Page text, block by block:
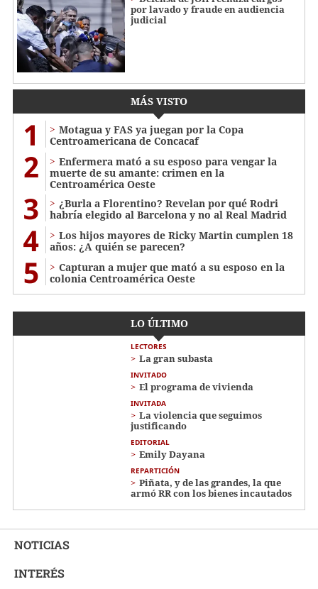
por lavado y fraude en audiencia
judicial
MÁS VISTO
1
Motagua y FAS ya juegan por la Copa
Centroamericana de Concacaf
2
Enfermera mató a su esposo para vengar la
muerte de su amante: crimen en la
Centroamérica Oeste
3
¿Burla a Florentino? Revelan por qué Rodri
habría elegido al Barcelona y no al Real Madrid
4
Los hijos mayores de Ricky Martin cumplen 18
años: ¿A quién se parecen?
5
Capturan a mujer que mató a su esposo en la
colonia Centroamérica Oeste
LO ÚLTIMO
LECTORES
La gran subasta
INVITADO
El programa de vivienda
INVITADA
La violencia que seguimos
justificando
EDITORIAL
Emily Dayana
REPARTICIÓN
Piñata, y de las grandes, la que
armó RR con los bienes incautados
NOTICIAS
INTERÉS